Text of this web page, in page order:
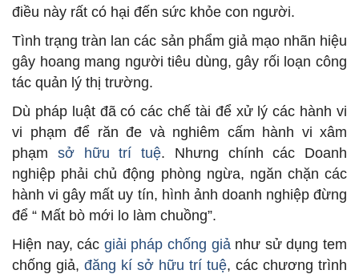
điều này rất có hại đến sức khỏe con người.
Tình trạng tràn lan các sản phẩm giả mạo nhãn hiệu
gây hoang mang người tiêu dùng, gây rối loạn công
tác quản lý thị trường.
Dù pháp luật đã có các chế tài để xử lý các hành vi
vi phạm để răn đe và nghiêm cấm hành vi xâm
phạm sở hữu trí tuệ. Nhưng chính các Doanh
nghiệp phải chủ động phòng ngừa, ngăn chặn các
hành vi gây mất uy tín, hình ảnh doanh nghiệp đừng
để “ Mất bò mới lo làm chuồng”.
Hiện nay, các giải pháp chống giả như sử dụng tem
chống giả, đăng kí sở hữu trí tuệ, các chương trình